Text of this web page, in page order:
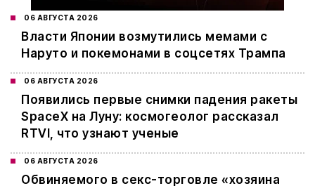
06 АВГУСТА 2026
Власти Японии возмутились мемами с
Наруто и покемонами в соцсетях Трампа
06 АВГУСТА 2026
Появились первые снимки падения ракеты
SpaceX на Луну: космогеолог рассказал
RTVI, что узнают ученые
06 АВГУСТА 2026
Обвиняемого в секс-торговле «хозяина